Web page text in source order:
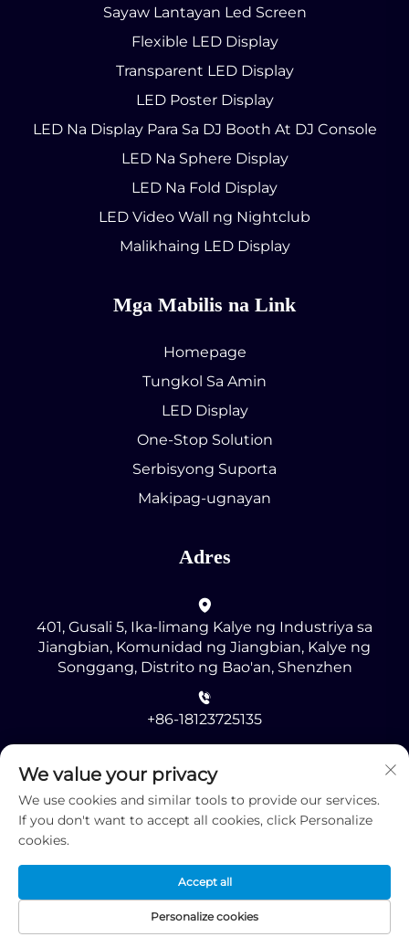
Sayaw Lantayan Led Screen
Flexible LED Display
Transparent LED Display
LED Poster Display
LED Na Display Para Sa DJ Booth At DJ Console
LED Na Sphere Display
LED Na Fold Display
LED Video Wall ng Nightclub
Malikhaing LED Display
Mga Mabilis na Link
Homepage
Tungkol Sa Amin
LED Display
One-Stop Solution
Serbisyong Suporta
Makipag-ugnayan
Adres
401, Gusali 5, Ika-limang Kalye ng Industriya sa
Jiangbian, Komunidad ng Jiangbian, Kalye ng
Songgang, Distrito ng Bao'an, Shenzhen
+86-18123725135
[email protected]
Copyright © 2025 ni Shenzhen RMG Optoelectronics
Patakaran sa Pagkakapribado
We value your privacy
We use cookies and similar tools to provide our services.
If you don't want to accept all cookies, click Personalize
cookies.
Personalize cookies
Accept all